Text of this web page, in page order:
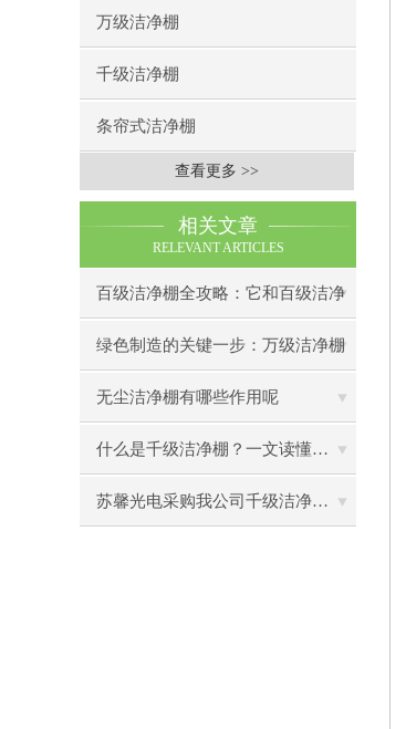
万级洁净棚
千级洁净棚
条帘式洁净棚
查看更多 >>
相关文章
RELEVANT ARTICLES
百级洁净棚全攻略：它和百级洁净
室到底有什么区别？
绿色制造的关键一步：万级洁净棚
助力环保型半导体产业发展
无尘洁净棚有哪些作用呢
什么是千级洁净棚？一文读懂其结构特点与局部净化优势
苏馨光电采购我公司千级洁净棚普通工作台一批（7月07日）已顺利交货